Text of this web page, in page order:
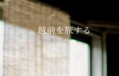
越前を旅する